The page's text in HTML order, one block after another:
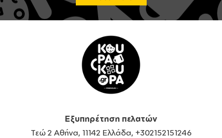
Εξυπηρέτηση πελατών
Τεώ 2 Αθήνα, 11142 Ελλάδα, +302152151246